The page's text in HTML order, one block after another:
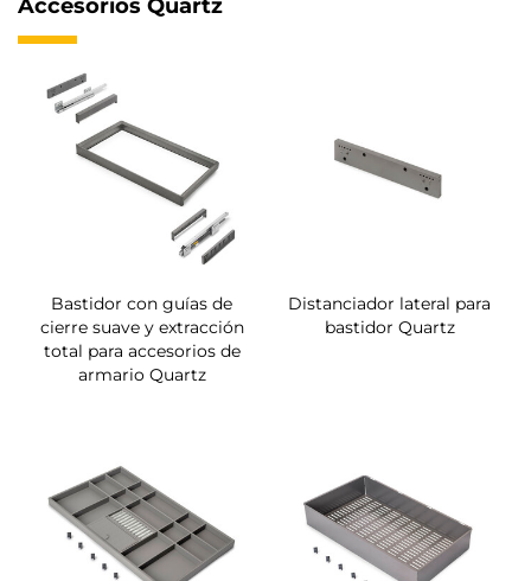
Accesorios Quartz
Bastidor con guías de
cierre suave y extracción
total para accesorios de
armario Quartz
Distanciador lateral para
bastidor Quartz